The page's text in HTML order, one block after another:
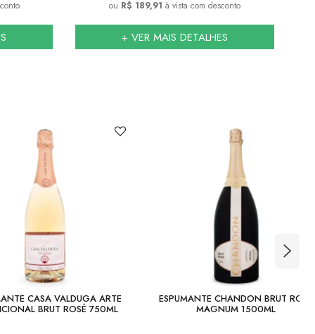
ou R$ 189,91 à vista com desconto
+ VER MAIS DETALHES
CASA VALDUGA ARTE
BRUT ROSÉ 750ML
ESPUMANTE CHANDON BRUT ROSÉ
MAGNUM 1500ML